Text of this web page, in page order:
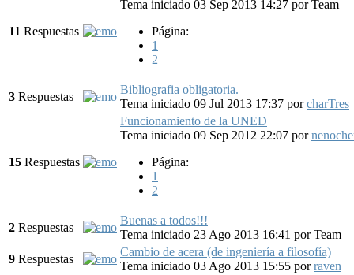
11 Respuestas
Tema iniciado 03 Sep 2013 14:27 porTeam
Página:
1
2
3 Respuestas
Bibliografia obligatoria.
Tema iniciado 09 Jul 2013 17:37 porcharTres
15 Respuestas
Funcionamiento de la UNED
Tema iniciado 09 Sep 2012 22:07 por
Página:
1
2
2 Respuestas
Buenas a todos!!!
Tema iniciado 23 Ago 2013 16:41 porTeam
9 Respuestas
Cambio de acera (de ingeniería a filosofía)
Tema iniciado 03 Ago 2013 15:55 porraven